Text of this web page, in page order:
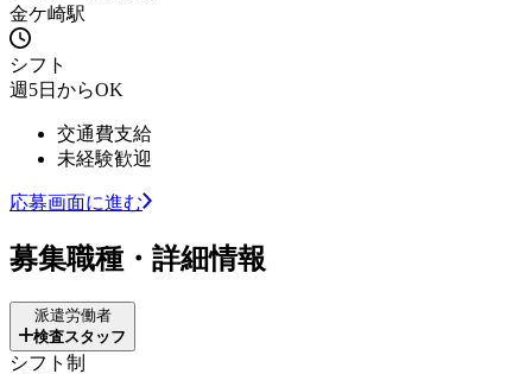
金ケ崎駅
シフト
週5日からOK
交通費支給
未経験歓迎
応募画面に進む
募集職種・詳細情報
派遣労働者
検査スタッフ
シフト制